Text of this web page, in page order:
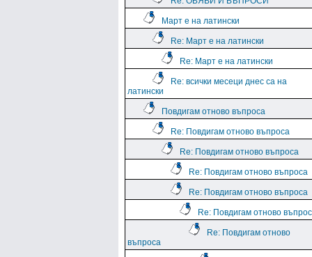
Март е на латински
Re: Март е на латински
Re: Март е на латински
Re: всички месеци днес са на
латински
Повдигам отново въпроса
Re: Повдигам отново въпроса
Re: Повдигам отново въпроса
Re: Повдигам отново въпроса
Re: Повдигам отново въпроса
Re: Повдигам отново
Re: Повдигам отново
въпроса